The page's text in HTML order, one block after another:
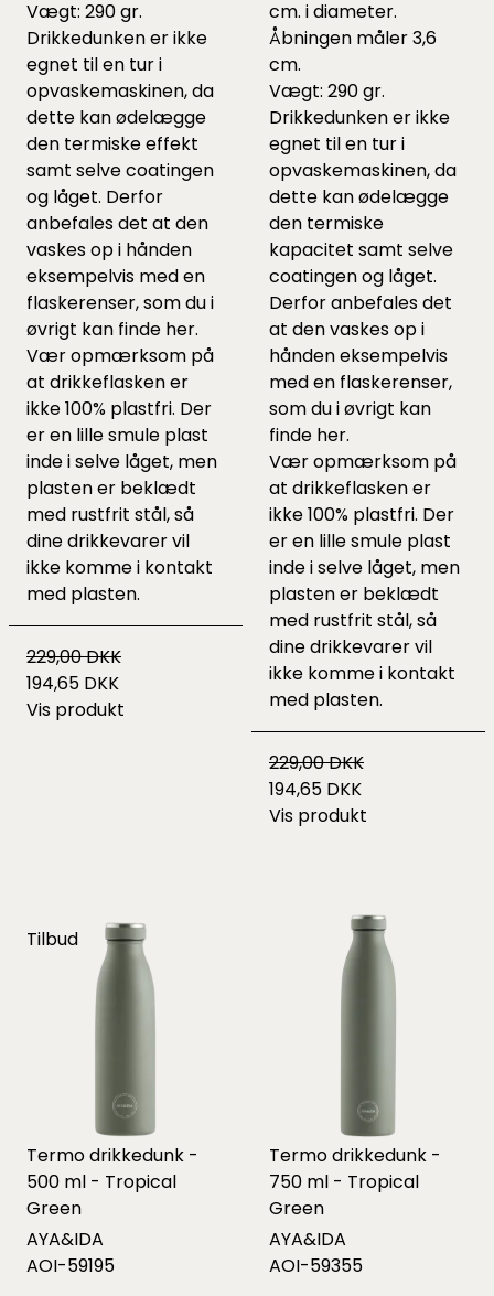
Vægt: 290 gr.
Drikkedunken er ikke
egnet til en tur i
opvaskemaskinen, da
dette kan ødelægge
den termiske effekt
samt selve coatingen
og låget. Derfor
anbefales det at den
vaskes op i hånden
eksempelvis med en
flaskerenser, som du i
øvrigt kan finde her.
Vær opmærksom på
at drikkeflasken er
ikke 100% plastfri. Der
er en lille smule plast
inde i selve låget, men
plasten er beklædt
med rustfrit stål, så
dine drikkevarer vil
ikke komme i kontakt
med plasten.
229,00 DKK
194,65 DKK
Vis produkt
cm. i diameter.
Åbningen måler 3,6
cm.
Vægt: 290 gr.
Drikkedunken er ikke
egnet til en tur i
opvaskemaskinen, da
dette kan ødelægge
den termiske
kapacitet samt selve
coatingen og låget.
Derfor anbefales det
at den vaskes op i
hånden eksempelvis
med en flaskerenser,
som du i øvrigt kan
finde her.
Vær opmærksom på
at drikkeflasken er
ikke 100% plastfri. Der
er en lille smule plast
inde i selve låget, men
plasten er beklædt
med rustfrit stål, så
dine drikkevarer vil
ikke komme i kontakt
med plasten.
229,00 DKK
194,65 DKK
Vis produkt
Tilbud
Termo drikkedunk -
500 ml - Tropical
Green
AYA&IDA
AOI-59195
Termo drikkedunk -
750 ml - Tropical
Green
AYA&IDA
AOI-59355